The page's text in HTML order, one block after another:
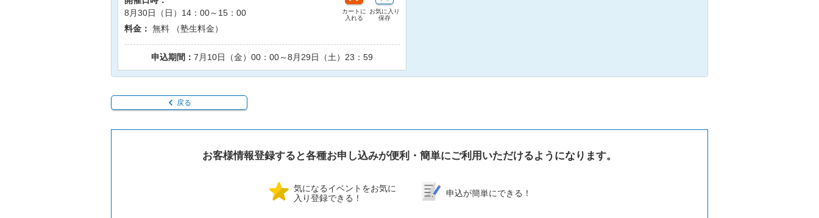
8月30日（日）14：00～15：00
料金： 無料 （塾生料金）
カートに
入れる
お気に入り
保存
申込期間： 7月10日（金）00：00～8月29日（土）23：59
戻る
お客様情報登録すると各種お申し込みが便利・簡単にご利用いただけるようになります。
気になるイベントをお気に
入り登録できる！
申込が簡単にできる！